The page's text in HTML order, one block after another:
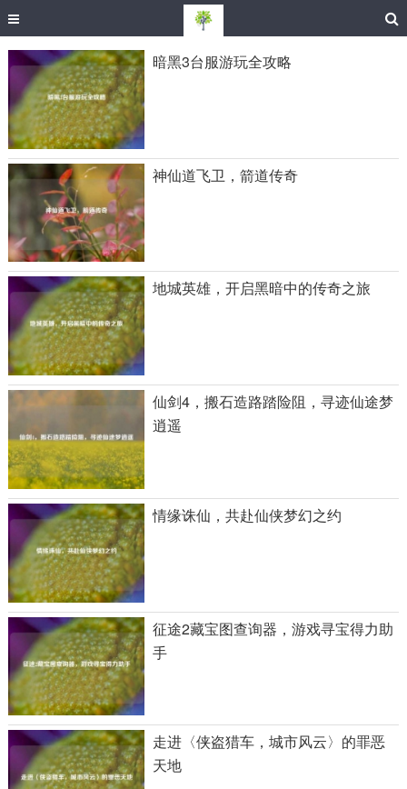
暗黑3台服游玩全攻略
神仙道飞卫，箭道传奇
地城英雄，开启黑暗中的传奇之旅
仙剑4，搬石造路踏险阻，寻迹仙途梦
逍遥
情缘诛仙，共赴仙侠梦幻之约
征途2藏宝图查询器，游戏寻宝得力助
手
走进〈侠盗猎车，城市风云〉的罪恶
天地